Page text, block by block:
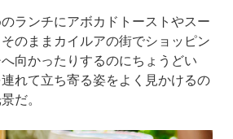
ランチにアボカドトーストやスー
のままカイルアの街でショッピン
向かったりするのにちょうどい
れて立ち寄る姿をよく見かけるの
だ。